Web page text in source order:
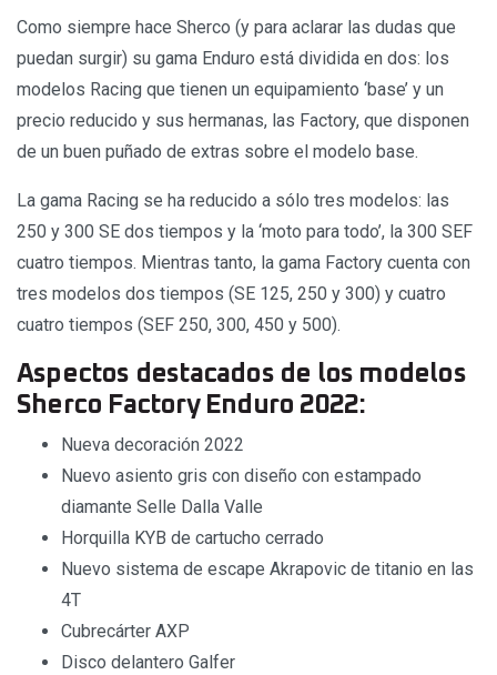
Como siempre hace Sherco (y para aclarar las dudas que
puedan surgir) su gama Enduro está dividida en dos: los
modelos Racing que tienen un equipamiento ‘base’ y un
precio reducido y sus hermanas, las Factory, que disponen
de un buen puñado de extras sobre el modelo base.
La gama Racing se ha reducido a sólo tres modelos: las
250 y 300 SE dos tiempos y la ‘moto para todo’, la 300 SEF
cuatro tiempos. Mientras tanto, la gama Factory cuenta con
tres modelos dos tiempos (SE 125, 250 y 300) y cuatro
cuatro tiempos (SEF 250, 300, 450 y 500).
Aspectos destacados de los modelos
Sherco Factory Enduro 2022:
Nueva decoración 2022
Nuevo asiento gris con diseño con estampado
diamante Selle Dalla Valle
Horquilla KYB de cartucho cerrado
Nuevo sistema de escape Akrapovic de titanio en las
4T
Cubrecárter AXP
Disco delantero Galfer